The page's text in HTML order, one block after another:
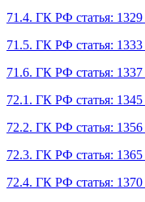
71.4. ГК РФ статья:
71.5. ГК РФ статья:
71.6. ГК РФ статья:
72.1. ГК РФ статья:
72.2. ГК РФ статья:
72.3. ГК РФ статья:
72.4. ГК РФ статья: